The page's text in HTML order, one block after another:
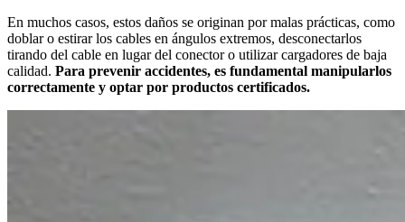
En muchos casos, estos daños se originan por malas prácticas, como
doblar o estirar los cables en ángulos extremos, desconectarlos
tirando del cable en lugar del conector o utilizar cargadores de baja
calidad. Para prevenir accidentes, es fundamental manipularlos
correctamente y optar por productos certificados.